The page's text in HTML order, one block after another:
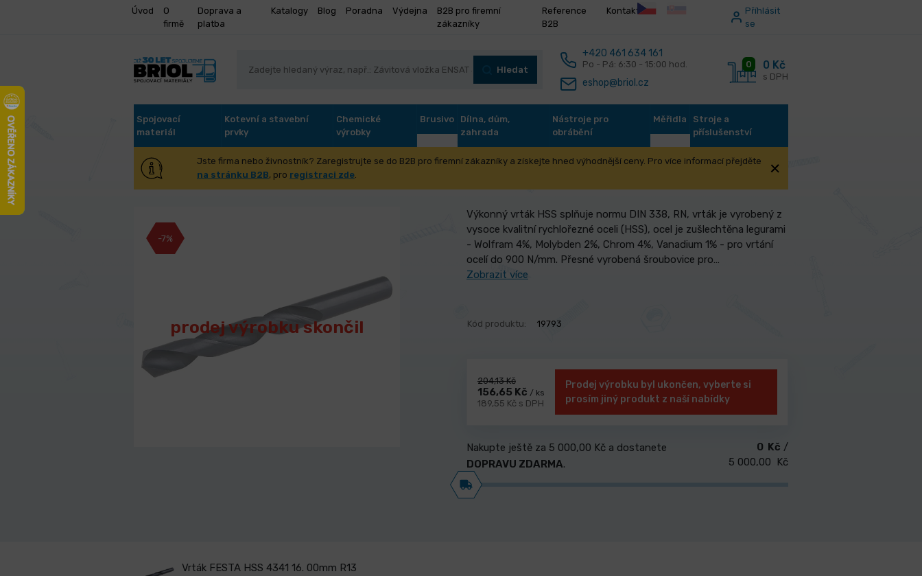
Úvod
O
firmě
Doprava a
platba
Katalogy Blog Poradna Výdejna
B2B pro firemní
zákazníky
Reference
B2B
Kontakt
Příhlásit
se
Hledat
+420 461 634 161
Po - Pá: 6:30 - 15:00 hod.
eshop@briol.cz
0 0 Kč
s DPH
Spojovací
materiál
Kotevní a stavební
prvky
Chemické
výrobky
Brusivo
Dílna, dům,
zahrada
Nástroje pro
obrábění
Měřidla
Stroje a
příslušenství
Jste firma nebo živnostník? Zaregistrujte se do B2B pro firemní zákazníky a získejte hned výhodnější ceny. Pro více informací přejděte
na stránku B2B, pro registraci zde.
Vrták FESTA HSS 4341 16. 00mm R13
prodej výrobku skončil
-7%
Výkonný vrták HSS splňuje normu DIN 338, RN, vrták je vyrobený z
vysoce kvalitní rychlořezné oceli (HSS), ocel je zušlechtěna legurami
- Wolfram 4%, Molybden 2%, Chrom 4%, Vanadium 1% - pro vrtání
ocelí do 900 N/mm. Přesné vyrobená šroubovice pro…
Zobrazit více
Kód produktu: 19793
204,13 Kč
156,65 Kč / ks
189,55 Kč s DPH
Prodej výrobku byl ukončen, vyberte si
prosím jiný produkt z naší nabídky
Nakupte ještě za 5 000,00 Kč a dostanete
DOPRAVU ZDARMA.
0 Kč /
5 000,00 Kč
Vrták FESTA HSS 4341 16. 00mm R13